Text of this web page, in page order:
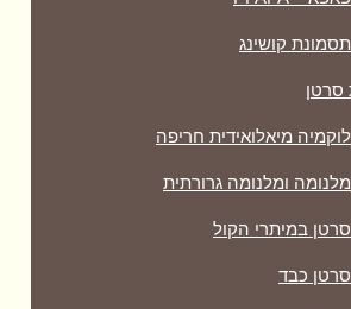
תסמונת קושינג
סרטן
לוקמיה מיאלואידית חריפה
מלנומה ומלנומה גרורתית
סרטן במיתרי הקול
סרטן כבד